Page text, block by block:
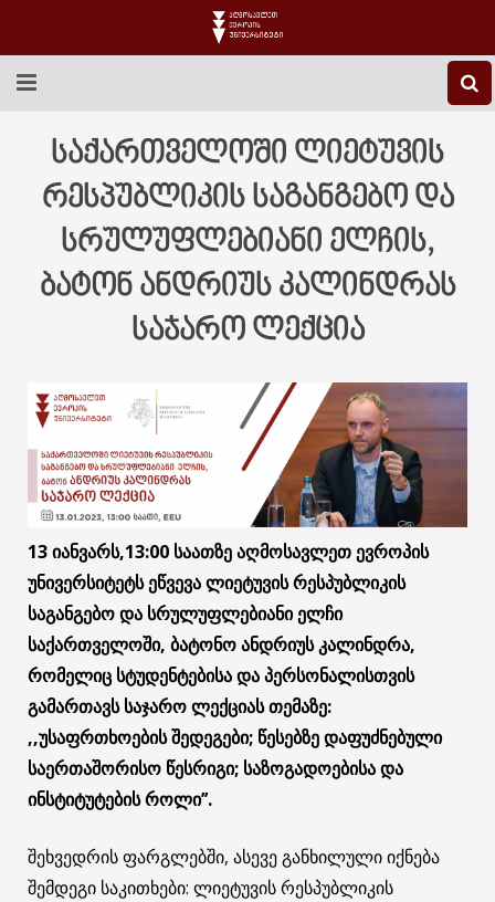
EEU-Ს ᲨᲔᲡᲐᲮᲔᲑ
ᲒᲐᲜᲐᲗᲚᲔᲑᲐ
ᲙᲕᲚᲔᲕᲐ
ᲡᲐᲔᲠᲗᲐᲨᲝᲠᲘᲡᲝ
ᲡᲢᲣᲓᲔᲜᲢᲣᲠᲘ ᲪᲮᲝᲕᲠᲔᲑᲐ
საქართველოში ლიეტუვის
რესპუბლიკის საგანგებო და
სრულუფლებიანი ელჩის,
ბატონ ანდრიუს კალინდრას
საჯარო ლექცია
13 იანვარს,13:00 საათზე აღმოსავლეთ ევროპის
უნივერსიტეტს ეწვევა ლიეტუვის რესპუბლიკის
საგანგებო და სრულუფლებიანი ელჩი
საქართველოში, ბატონო ანდრიუს კალინდრა,
რომელიც სტუდენტებისა და პერსონალისთვის
გამართავს საჯარო ლექციას თემაზე:
,,უსაფრთხოების შედეგები; წესებზე დაფუძნებული
საერთაშორისო წესრიგი; საზოგადოებისა და
ინსტიტუტების როლი’’.
შეხვედრის ფარგლებში, ასევე განხილული იქნება
შემდეგი საკითხები: ლიეტუვის რესპუბლიკის